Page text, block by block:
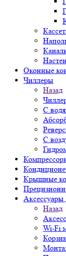
Оконные
Чиллеры
Назад
С
С
Крышные
Аксессуары
Назад
Wi-Fi